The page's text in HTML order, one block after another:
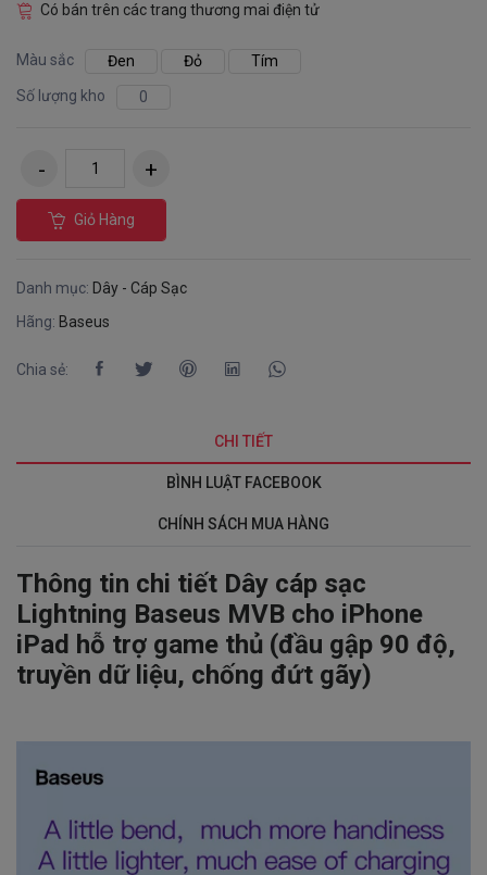
Có bán trên các trang thương mai điện tử
Màu sắc Đen Đỏ
Tím
Số lượng kho
0
Giỏ Hàng
Danh mục: Dây - Cáp Sạc
Hãng: Baseus
Chia sẻ:
CHI TIẾT
BÌNH LUẬT FACEBOOK
CHÍNH SÁCH MUA HÀNG
Thông tin chi tiết Dây cáp sạc
Lightning Baseus MVB cho iPhone
iPad hỗ trợ game thủ (đầu gập 90 độ,
truyền dữ liệu, chống đứt gãy)